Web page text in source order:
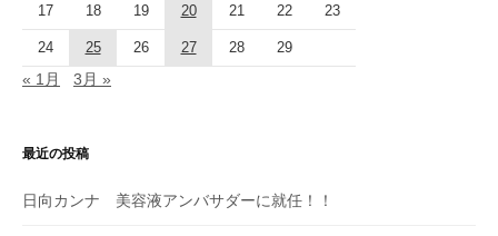
17 18 19 20 21 22 23
24 25 26 27 28 29
« 1月 3月 »
最近の投稿
日向カンナ 美容液アンバサダーに就任！！